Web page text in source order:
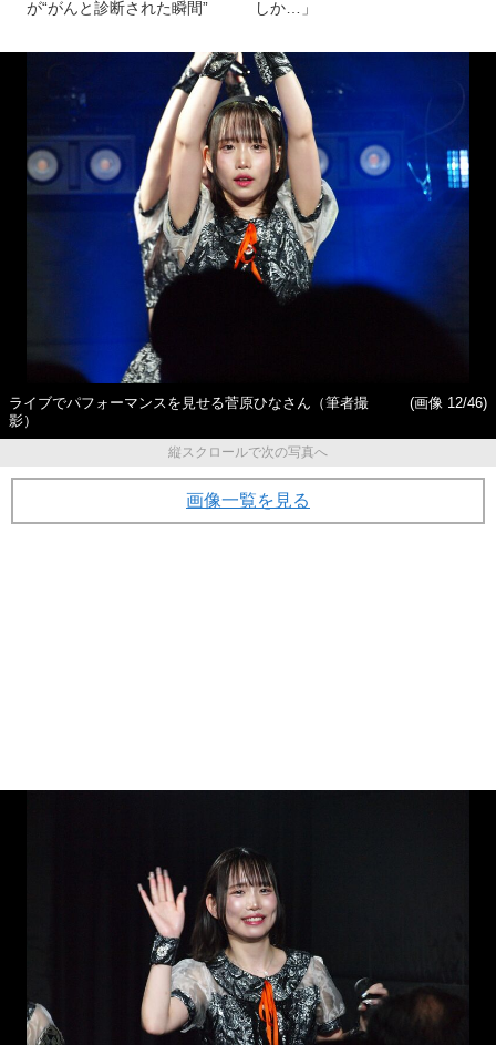
が“がんと診断された瞬間” しか…」
ライブでパフォーマンスを見せる菅原ひなさん（筆者撮
影）
(画像 12/46)
縦スクロールで次の写真へ
画像一覧を見る